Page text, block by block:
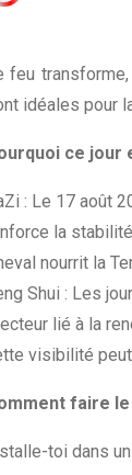
feu
idéales pour
ce jour
: Le 17 août
la
nourrit la
Shui : Les
lié à la
visibilité
faire le
toi dans